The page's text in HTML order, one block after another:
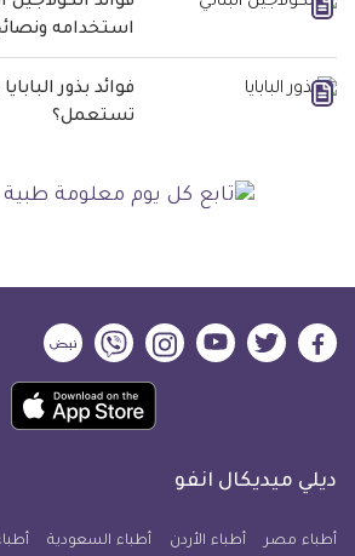
استخدامه
فوائد بذور
تستعمل؟
ديلي
فيسبوك
ديلي
تويتر
ديلي
ميديكال
يوتيوب
ديلي
ميديكال
انفو
ديلي
ميديكال
انفو
ديلي
انفو
حمل
تطبيق
معلومة
ديلي ميديكال انفو
أطباء مصر أطباء الأردن أطباء السعودية